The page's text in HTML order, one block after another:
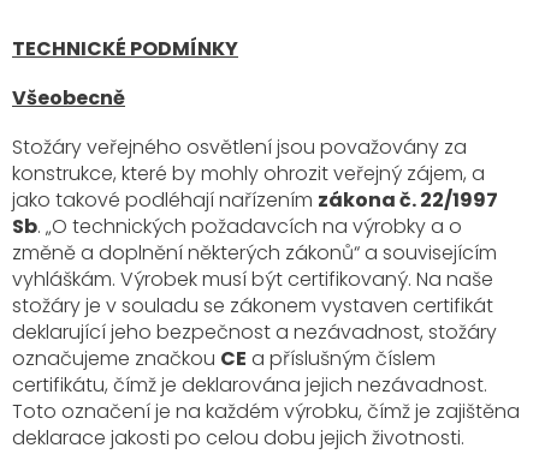
TECHNICKÉ PODMÍNKY
Všeobecně
Stožáry veřejného osvětlení jsou považovány za
konstrukce, které by mohly ohrozit veřejný zájem, a
jako takové podléhají nařízením zákona č. 22/1997
Sb. „O technických požadavcích na výrobky a o
změně a doplnění některých zákonů“ a souvisejícím
vyhláškám. Výrobek musí být certifikovaný. Na naše
stožáry je v souladu se zákonem vystaven certifikát
deklarující jeho bezpečnost a nezávadnost, stožáry
označujeme značkou CE a příslušným číslem
certifikátu, čímž je deklarována jejich nezávadnost.
Toto označení je na každém výrobku, čímž je zajištěna
deklarace jakosti po celou dobu jejich životnosti.